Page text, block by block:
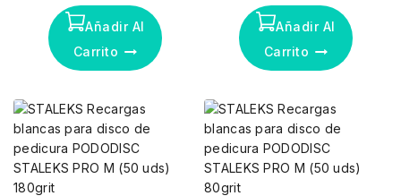
Añadir Al
Carrito
Añadir Al
Carrito